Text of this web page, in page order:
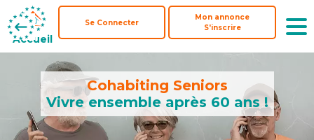
Accueil
Se Connecter
Mon annonce
S'inscrire
Accueil
Se Connecter
Mon annonce
S'inscrire
Cohabiting Seniors
Vivre ensemble après 60 ans !